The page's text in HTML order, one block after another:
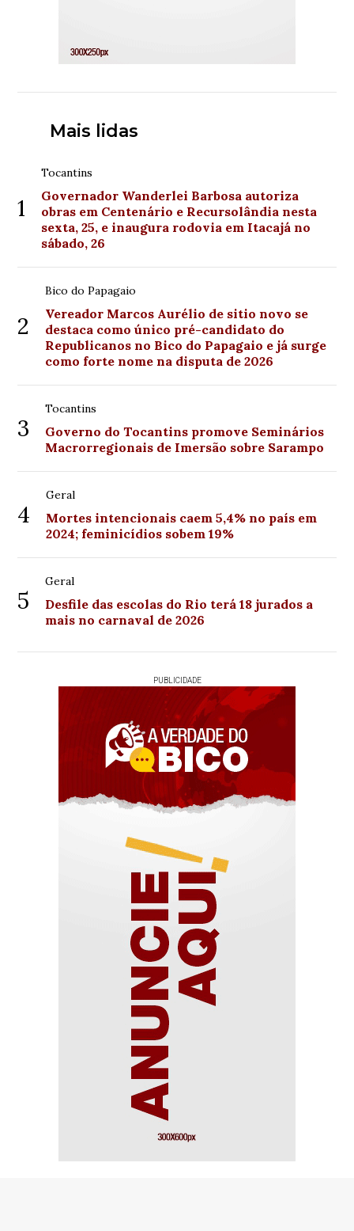
Mais lidas
1
Tocantins
Governador Wanderlei Barbosa autoriza
obras em Centenário e Recursolândia nesta
sexta, 25, e inaugura rodovia em Itacajá no
sábado, 26
2
Bico do Papagaio
Vereador Marcos Aurélio de sitio novo se
destaca como único pré-candidato do
Republicanos no Bico do Papagaio e já surge
como forte nome na disputa de 2026
3
Tocantins
Governo do Tocantins promove Seminários
Macrorregionais de Imersão sobre Sarampo
4
Geral
Mortes intencionais caem 5,4% no país em
2024; feminicídios sobem 19%
5
Geral
Desfile das escolas do Rio terá 18 jurados a
mais no carnaval de 2026
PUBLICIDADE